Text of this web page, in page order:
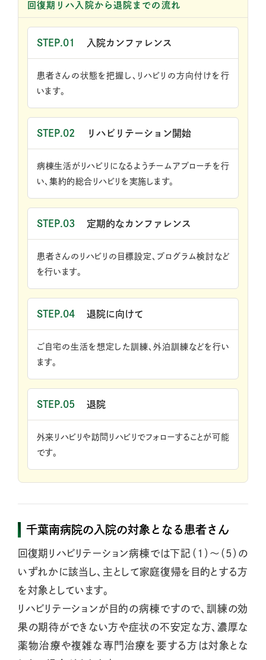
回復期リハ入院から退院までの流れ
STEP.01 入院カンファレンス
患者さんの状態を把握し、リハビリの方向付けを行
います。
STEP.02 リハビリテーション開始
病棟生活がリハビリになるようチームアプローチを行
い、集約的総合リハビリを実施します。
STEP.03 定期的なカンファレンス
患者さんのリハビリの目標設定、プログラム検討など
を行います。
STEP.04 退院に向けて
ご自宅の生活を想定した訓練、外泊訓練などを行い
ます。
STEP.05 退院
外来リハビリや訪問リハビリでフォローすることが可能
です。
千葉南病院の入院の対象となる患者さん
回復期リハビリテーション病棟では下記（1）～（5）の
いずれかに該当し、主として家庭復帰を目的とする方
を対象としています。
リハビリテーションが目的の病棟ですので、訓練の効
果の期待ができない方や症状の不安定な方、濃厚な
薬物治療や複雑な専門治療を要する方は対象とな